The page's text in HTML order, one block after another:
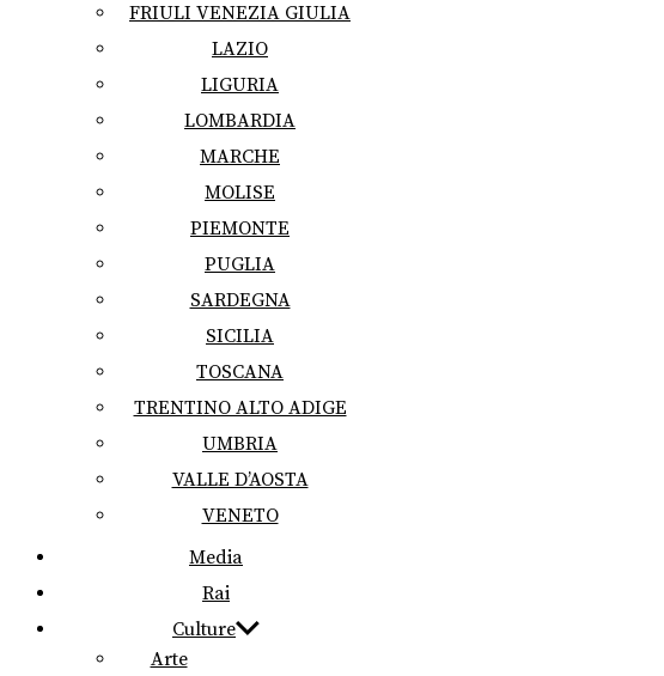
FRIULI VENEZIA GIULIA
LAZIO
LIGURIA
LOMBARDIA
MARCHE
MOLISE
PIEMONTE
PUGLIA
SARDEGNA
SICILIA
TOSCANA
TRENTINO ALTO ADIGE
UMBRIA
VALLE D’AOSTA
VENETO
Media
Rai
Culture
Arte